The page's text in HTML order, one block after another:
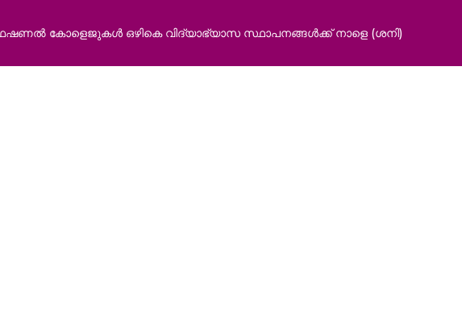
കോളെജുകൾ ഒഴികെ വിദ്യാഭ്യാസ സ്ഥാപനങ്ങൾക്ക് നാളെ (ശനി)